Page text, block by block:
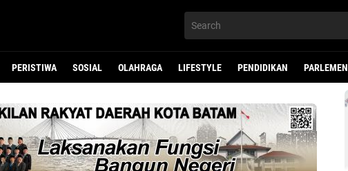
PERISTIWA SOSIAL OLAHRAGA LIFESTYLE PENDIDIKAN PARLEMEN